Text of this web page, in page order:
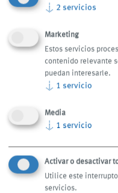
Spanish
NO SE PIERDA
↓ 2 servicios
Marketing
Estos servicios
contenido relevante
puedan interesarle.
↓ 1 servicio
Media
↓ 1 servicio
Activar o desactivar
Utilice este
servicios.